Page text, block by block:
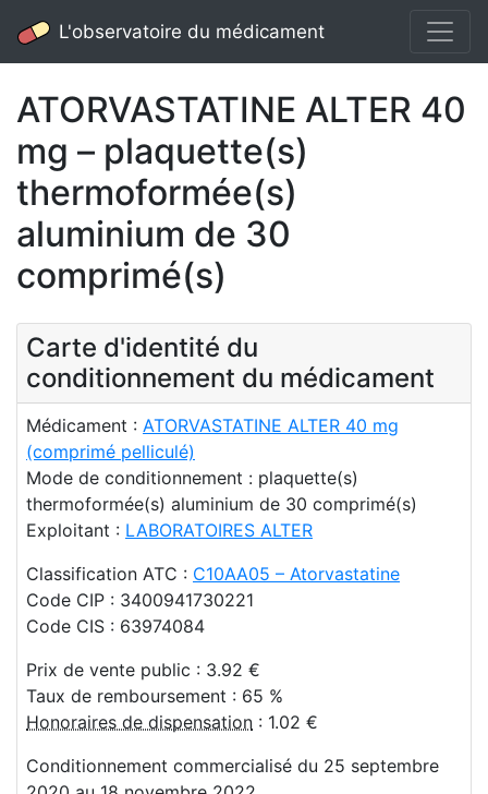
L'observatoire du médicament
ATORVASTATINE ALTER 40
mg – plaquette(s)
thermoformée(s)
aluminium de 30
comprimé(s)
Carte d'identité du
conditionnement du médicament
Médicament : ATORVASTATINE ALTER 40 mg
(comprimé pelliculé)
Mode de conditionnement : plaquette(s)
thermoformée(s) aluminium de 30 comprimé(s)
Exploitant : LABORATOIRES ALTER
Classification ATC : C10AA05 – Atorvastatine
Code CIP : 3400941730221
Code CIS : 63974084
Prix de vente public : 3.92 €
Taux de remboursement : 65 %
Honoraires de dispensation : 1.02 €
Conditionnement commercialisé du 25 septembre